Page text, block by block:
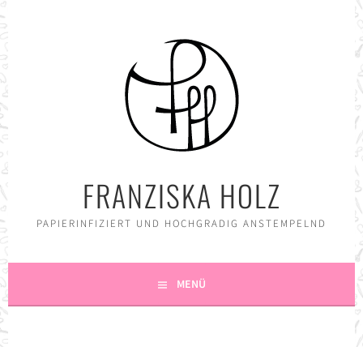
FRANZISKA HOLZ
PAPIERINFIZIERT UND HOCHGRADIG ANSTEMPELND
MENÜ